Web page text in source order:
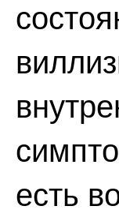
есть